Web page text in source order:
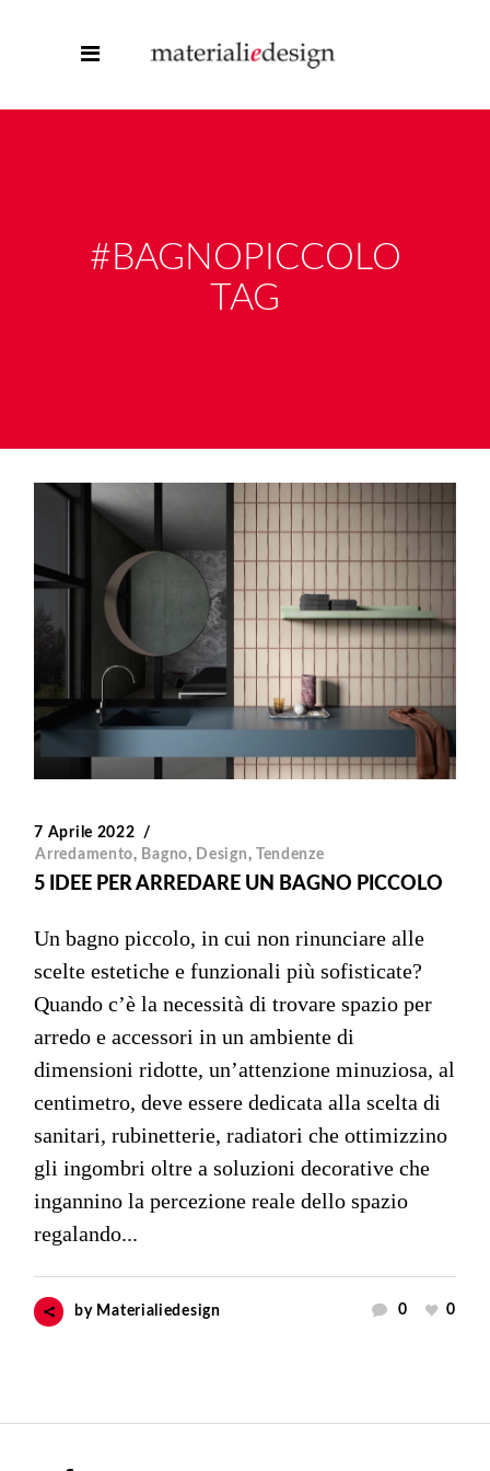
#BAGNOPICCOLO
TAG
7 Aprile 2022
Arredamento, Bagno, Design, Tendenze
5 IDEE PER ARREDARE UN BAGNO PICCOLO
Un bagno piccolo, in cui non rinunciare alle
scelte estetiche e funzionali più sofisticate?
Quando c’è la necessità di trovare spazio per
arredo e accessori in un ambiente di
dimensioni ridotte, un’attenzione minuziosa, al
centimetro, deve essere dedicata alla scelta di
sanitari, rubinetterie, radiatori che ottimizzino
gli ingombri oltre a soluzioni decorative che
ingannino la percezione reale dello spazio
regalando...
by Materialiedesign 0 0